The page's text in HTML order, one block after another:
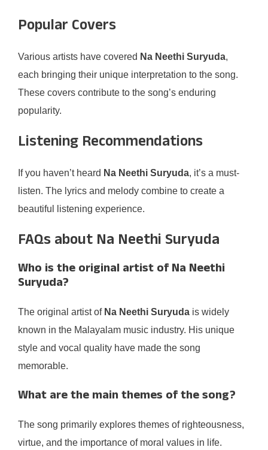
Popular Covers
Various artists have covered Na Neethi Suryuda,
each bringing their unique interpretation to the song.
These covers contribute to the song’s enduring
popularity.
Listening Recommendations
If you haven’t heard Na Neethi Suryuda, it’s a must-
listen. The lyrics and melody combine to create a
beautiful listening experience.
FAQs about Na Neethi Suryuda
Who is the original artist of Na Neethi
Suryuda?
The original artist of Na Neethi Suryuda is widely
known in the Malayalam music industry. His unique
style and vocal quality have made the song
memorable.
What are the main themes of the song?
The song primarily explores themes of righteousness,
virtue, and the importance of moral values in life.